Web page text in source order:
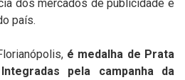
dos mercados de publicidade e
país.
é medalha de Prata
pela campanha da